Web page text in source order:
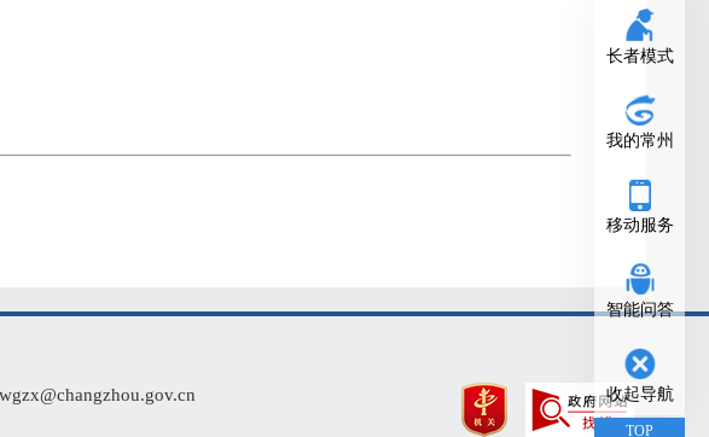
长者模式
我的常州
移动服务
智能问答
收起导航
TOP